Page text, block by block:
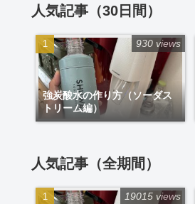
人気記事（30日間）
強炭酸水の作り方（ソーダス
トリーム編）
930 views
人気記事（全期間）
19015 views